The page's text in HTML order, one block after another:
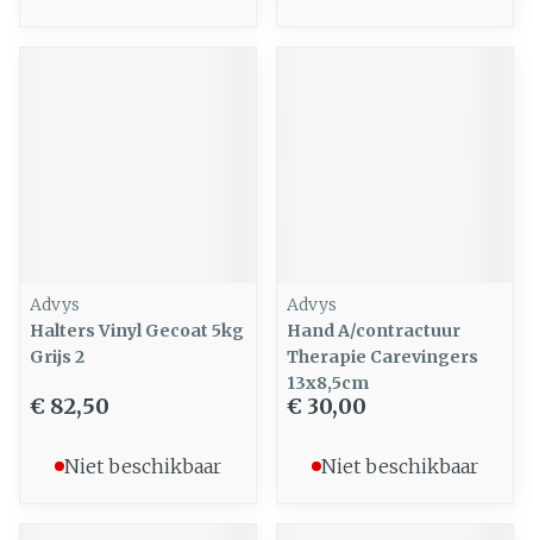
Advys
Halters Vinyl Gecoat 5kg
Grijs 2
€ 82,50
Niet beschikbaar
Advys
Hand A/contractuur
Therapie Carevingers
13x8,5cm
€ 30,00
Niet beschikbaar